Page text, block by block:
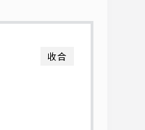
收合